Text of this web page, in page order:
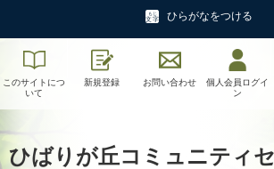
ひらがなをつける
このサイトにつ
いて
新規登録 お問い合わせ
個人会員ログイ
ン
ひばりが丘コミュニティ